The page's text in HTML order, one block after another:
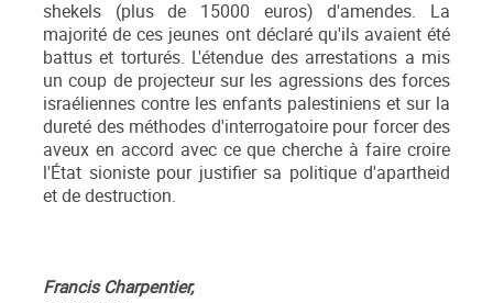
shekels (plus de 15000 euros) d'amendes. La
majorité de ces jeunes ont déclaré qu'ils avaient été
battus et torturés. L'étendue des arrestations a mis
un coup de projecteur sur les agressions des forces
israéliennes contre les enfants palestiniens et sur la
dureté des méthodes d'interrogatoire pour forcer des
aveux en accord avec ce que cherche à faire croire
l'État sioniste pour justifier sa politique d'apartheid
et de destruction.
Francis Charpentier,